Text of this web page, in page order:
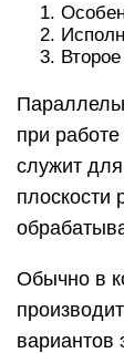
при
служит
плоскости
Обычно в
вариантов